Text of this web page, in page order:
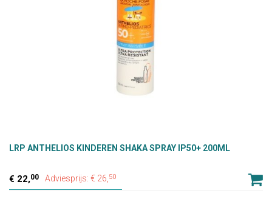
LRP ANTHELIOS KINDEREN SHAKA SPRAY IP50+ 200ML
22,00 Adviesprijs: € 26, 50